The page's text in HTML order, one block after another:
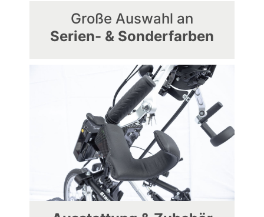
Große Auswahl an
Serien- & Sonderfarben